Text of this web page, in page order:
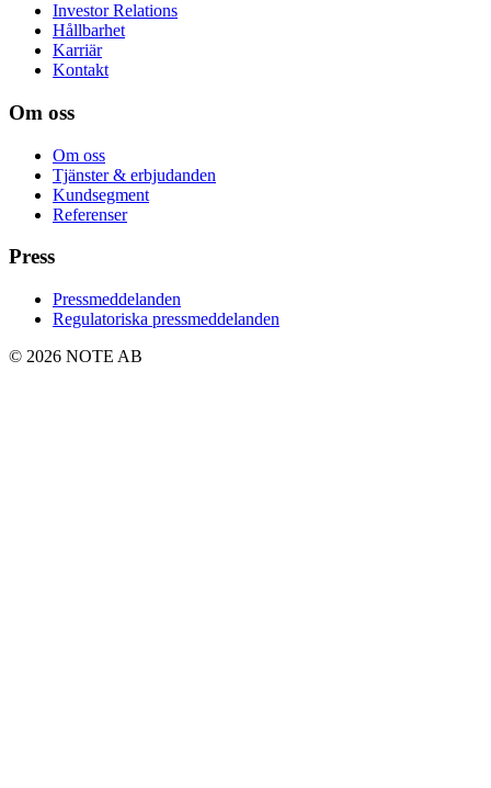
Investor Relations
Hållbarhet
Karriär
Kontakt
Om oss
Om oss
Tjänster & erbjudanden
Kundsegment
Referenser
Press
Pressmeddelanden
Regulatoriska pressmeddelanden
© 2026 NOTE AB